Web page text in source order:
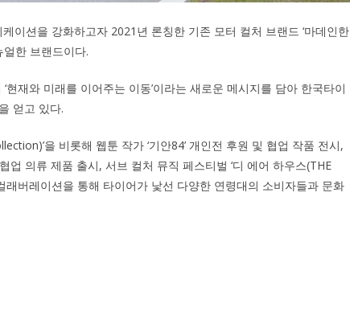
이션을 강화하고자 2021년 론칭한 기존 모터 컬처 브랜드 ‘마데인한
한 브랜드이다.
현재와 미래를 이어주는 이동’이라는 새로운 메시지를 담아 한국타이
얻고 있다.
을 비롯해 웹툰 작가 ‘기안84’ 개인전 후원 및 협업 작품 전시,
업 의류 제품 출시, 서브 컬처 뮤직 페스티벌 ‘디 에어 하우스(THE
래버레이션을 통해 타이어가 낯선 다양한 연령대의 소비자들과 문화